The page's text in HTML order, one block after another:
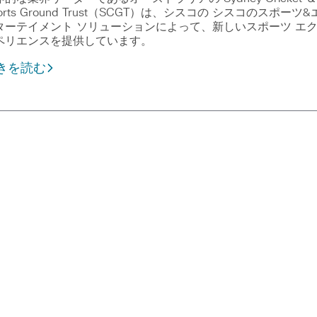
Ground Trust（SCGT）は、シスコの シスコのスポーツ&
ーテイメント ソリューションによって、新しいスポーツ エク
リエンスを提供しています。
を読む